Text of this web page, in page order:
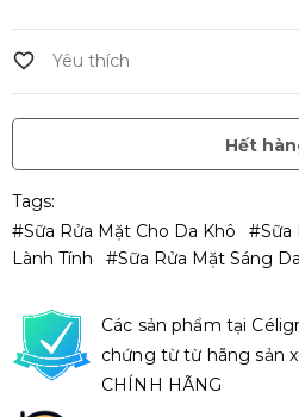
Hết
Tags:
#sữa Rửa Mặt Cho Da Khô
#Sữa
Lành Tính
#Sữa Rửa Mặt Sáng Da
Các sản phẩm tại
chứng từ từ hãng sản
CHÍNH HÃNG